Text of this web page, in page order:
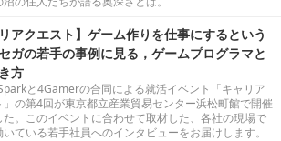
リアクエスト】ゲーム作りを仕事にするという
ガの若手の事例に見る，ゲームプログラマと
方
と4Gamerの合同による就活イベント「キャリア
」の第4回が東京都立産業貿易センター浜松町館で開催
た。このイベントに合わせて取材した、各社の現場で
ている若手社員へのインタビューをお届けします。